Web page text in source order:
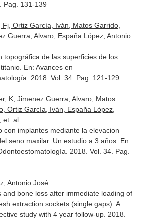
Pag. 131-139
Fj, Ortiz García, Iván, Matos Garrido,
Guerra, Alvaro, España López, Antonio
topográfica de las superficies de los
En: Avances en
. 2018. Vol. 34. Pag. 121-129
K, Jimenez Guerra, Alvaro, Matos
Ortiz García, Iván, España López,
et. al.:
con implantes mediante la elevacion
seno maxilar. Un estudio a 3 años. En:
. 2018. Vol. 34. Pag.
Antonio José:
and bone loss after immediate loading of
extraction sockets (single gaps). A
study with 4 year follow-up. 2018.